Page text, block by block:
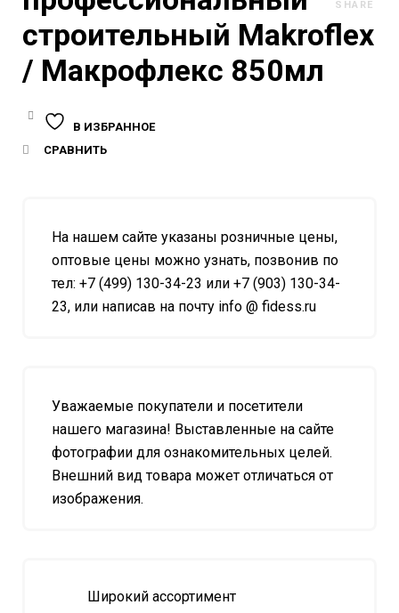
SHARE
строительный Makroflex
/ Макрофлекс 850мл
В ИЗБРАННОЕ
СРАВНИТЬ
На нашем сайте указаны розничные цены,
оптовые цены можно узнать, позвонив по
тел: +7 (499) 130-34-23 или +7 (903) 130-34-
23, или написав на почту info @ fidess.ru
Уважаемые покупатели и посетители
нашего магазина! Выставленные на сайте
фотографии для ознакомительных целей.
Внешний вид товара может отличаться от
изображения.
Широкий ассортимент